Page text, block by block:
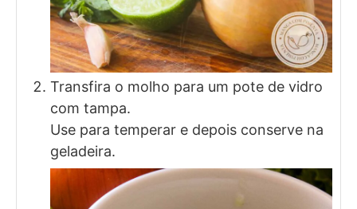
Transfira o molho para um pote de vidro
com tampa.
Use para temperar e depois conserve na
geladeira.